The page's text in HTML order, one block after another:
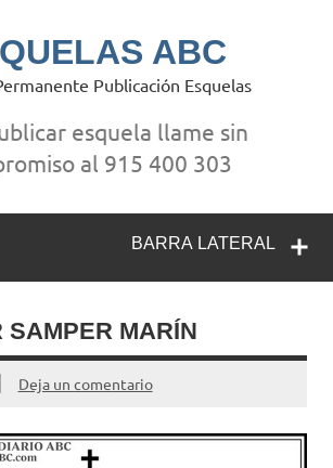
ABC
Publicación Esquelas
esquela llame sin
al 915 400 303
BARRA LATERAL
SAMPER MARÍN
Deja un comentario